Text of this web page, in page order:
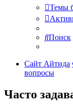
Темы
Поиск
Сайт Айтида
вопросы
Часто